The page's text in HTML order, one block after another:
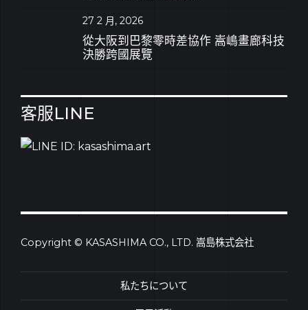
27 2 月, 2026
從大阪到巴黎零時差協作 嵩嶋畫廊科技
決勝跨國展覽
客服LINE
Copyright © KASASHIMA CO., LTD. 嵩島株式会社
私たちについて